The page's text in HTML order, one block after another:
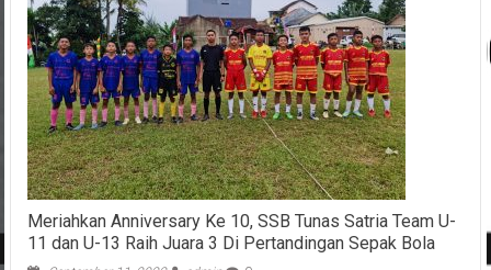
Meriahkan Anniversary Ke 10, SSB Tunas Satria Team U-
11 dan U-13 Raih Juara 3 Di Pertandingan Sepak Bola